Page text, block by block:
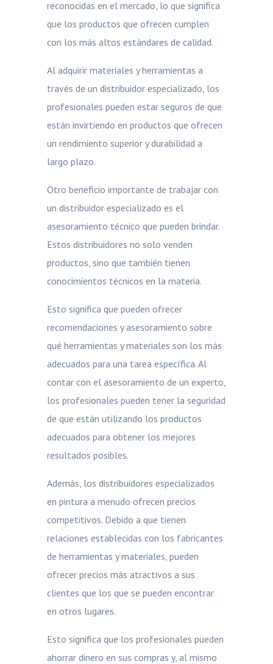
reconocidas en el mercado, lo que significa
que los productos que ofrecen cumplen
con los más altos estándares de calidad.
Al adquirir materiales y herramientas a
través de un distribuidor especializado, los
profesionales pueden estar seguros de que
están invirtiendo en productos que ofrecen
un rendimiento superior y durabilidad a
largo plazo.
Otro beneficio importante de trabajar con
un distribuidor especializado es el
asesoramiento técnico que pueden brindar.
Estos distribuidores no solo venden
productos, sino que también tienen
conocimientos técnicos en la materia.
Esto significa que pueden ofrecer
recomendaciones y asesoramiento sobre
qué herramientas y materiales son los más
adecuados para una tarea específica. Al
contar con el asesoramiento de un experto,
los profesionales pueden tener la seguridad
de que están utilizando los productos
adecuados para obtener los mejores
resultados posibles.
Además, los distribuidores especializados
en pintura a menudo ofrecen precios
competitivos. Debido a que tienen
relaciones establecidas con los fabricantes
de herramientas y materiales, pueden
ofrecer precios más atractivos a sus
clientes que los que se pueden encontrar
en otros lugares.
Esto significa que los profesionales pueden
ahorrar dinero en sus compras y, al mismo